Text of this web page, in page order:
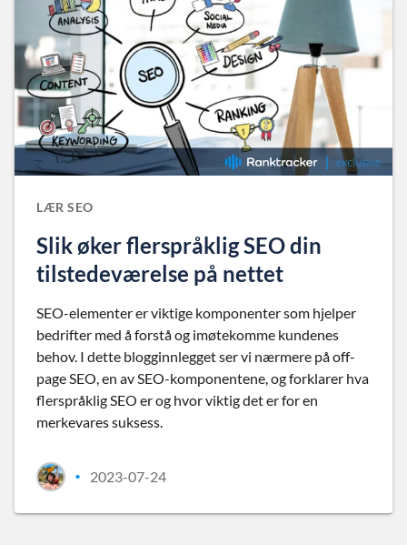
LÆR SEO
Slik øker flerspråklig SEO din
tilstedeværelse på nettet
SEO-elementer er viktige komponenter som hjelper
bedrifter med å forstå og imøtekomme kundenes
behov. I dette blogginnlegget ser vi nærmere på off-
page SEO, en av SEO-komponentene, og forklarer hva
flerspråklig SEO er og hvor viktig det er for en
merkevares suksess.
• 2023-07-24